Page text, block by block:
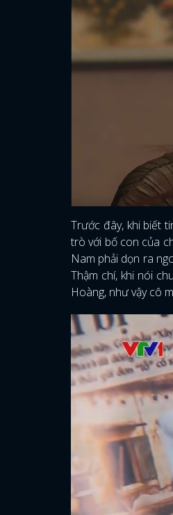
Trước đây, khi biết
trò với bố con của
Nam phải dọn ra
Thậm chí, khi nói
Hoàng, như vậy cô